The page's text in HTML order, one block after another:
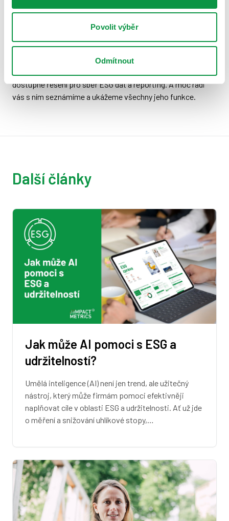
Povolit výběr
Odmítnout
potřebami.
výše uvedená kritéria, doporučujeme se podívat na
ESG data manager
navrhli s ohledem na potřeby firem všech velikostí a nabízí
dostupné řešení pro sběr ESG dat a reporting. A moc rádi
vás s ním seznámíme a ukážeme všechny jeho funkce.
Další články
Jak může AI pomoci s ESG a
udržitelností?
Umělá inteligence (AI) není jen trend, ale užitečný
nástroj, který může firmám pomoci efektivněji
naplňovat cíle v oblasti ESG a udržitelnosti. Ať už jde
o měření a snižování uhlíkové stopy,…